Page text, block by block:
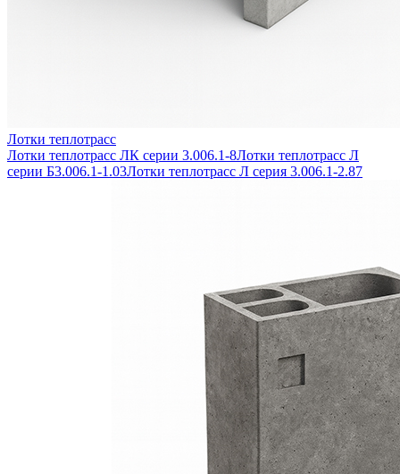
Лотки теплотрасс
Лотки теплотрасс ЛК серии 3.006.1-8Лотки теплотрасс Л
серии Б3.006.1-1.03Лотки теплотрасс Л серия 3.006.1-2.87